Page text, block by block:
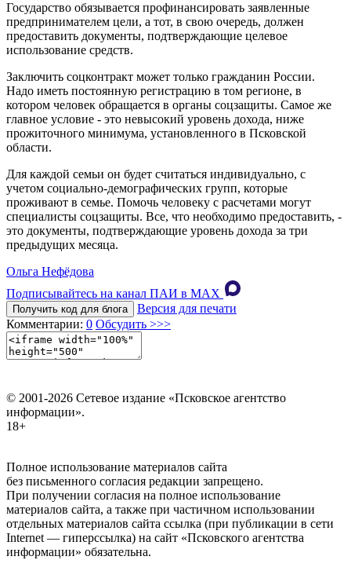
Государство обязывается профинансировать заявленные
предпринимателем цели, а тот, в свою очередь, должен
предоставить документы, подтверждающие целевое
использование средств.
Заключить соцконтракт может только гражданин России.
Надо иметь постоянную регистрацию в том регионе, в
котором человек обращается в органы соцзащиты. Самое же
главное условие - это невысокий уровень дохода, ниже
прожиточного минимума, установленного в Псковской
области.
Для каждой семьи он будет считаться индивидуально, с
учетом социально-демографических групп, которые
проживают в семье. Помочь человеку с расчетами могут
специалисты соцзащиты. Все, что необходимо предоставить, -
это документы, подтверждающие уровень дохода за три
предыдущих месяца.
Ольга Нефёдова
Подписывайтесь на канал ПАИ в MAХ
Получить код для блога
Версия для печати
Комментарии: 0 Обсудить >>>
© 2001-2026 Сетевое издание «Псковское агентство
информации».
18+
Полное использование материалов сайта
без письменного согласия редакции запрещено.
При получении согласия на полное использование
материалов сайта, а также при частичном использовании
отдельных материалов сайта ссылка (при публикации в сети
Internet — гиперссылка) на сайт «Псковского агентства
информации» обязательна.